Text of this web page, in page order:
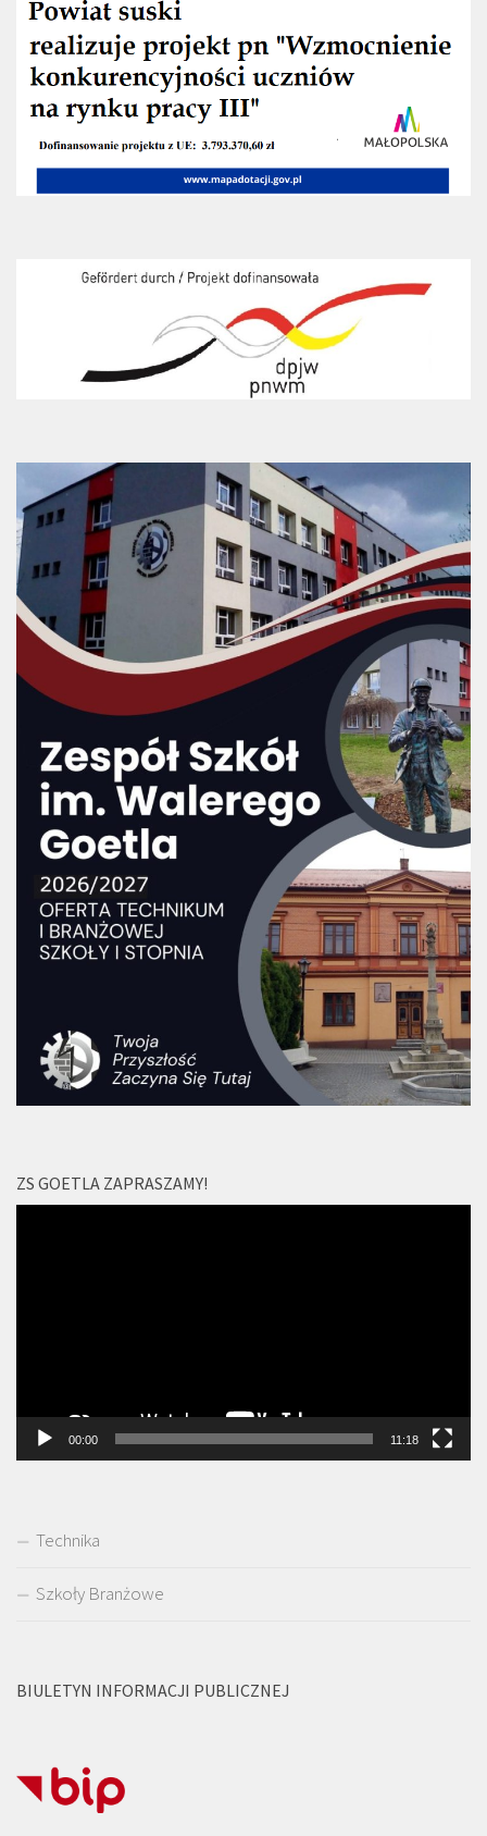
ZS GOETLA ZAPRASZAMY!
00:00 11:18
Technika
Szkoły Branżowe
BIULETYN INFORMACJI PUBLICZNEJ